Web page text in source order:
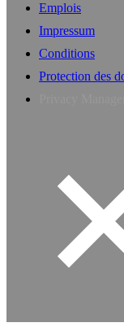
Emplois
Impressum
Conditions
Protection des